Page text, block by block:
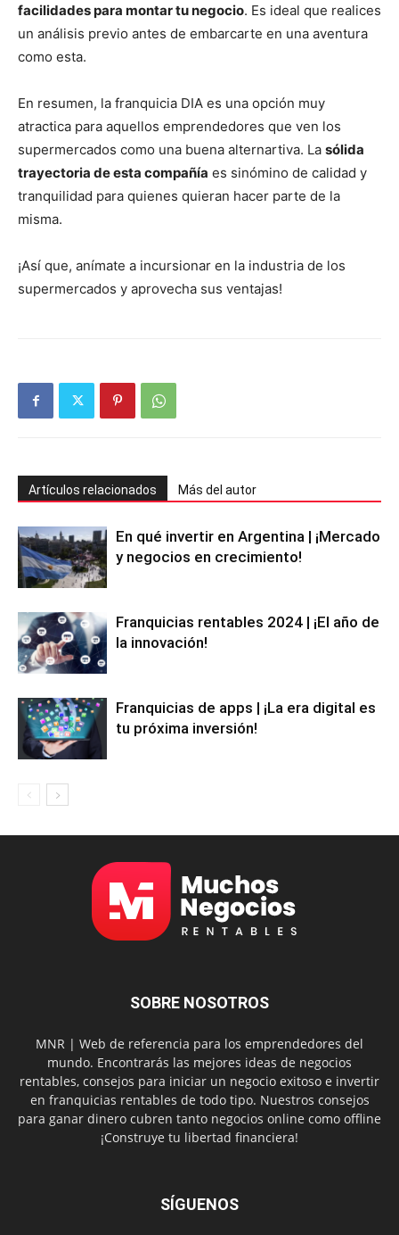
facilidades para montar tu negocio. Es ideal que realices
un análisis previo antes de embarcarte en una aventura
como esta.
En resumen, la franquicia DIA es una opción muy
atractica para aquellos emprendedores que ven los
supermercados como una buena alternartiva. La sólida
trayectoria de esta compañía es sinómino de calidad y
tranquilidad para quienes quieran hacer parte de la
misma.
¡Así que, anímate a incursionar en la industria de los
supermercados y aprovecha sus ventajas!
Artículos relacionados Más del autor
En qué invertir en Argentina | ¡Mercado
y negocios en crecimiento!
Franquicias rentables 2024 | ¡El año de
la innovación!
Franquicias de apps | ¡La era digital es
tu próxima inversión!
SOBRE NOSOTROS
MNR | Web de referencia para los emprendedores del
mundo. Encontrarás las mejores ideas de negocios
rentables, consejos para iniciar un negocio exitoso e invertir
en franquicias rentables de todo tipo. Nuestros consejos
para ganar dinero cubren tanto negocios online como offline
¡Construye tu libertad financiera!
SÍGUENOS